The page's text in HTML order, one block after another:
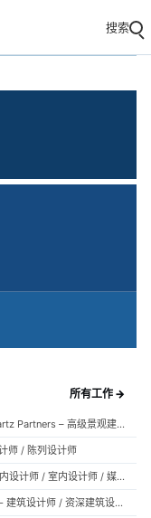
搜索
所有工作 →
（上海） 玛莎施瓦茨及合伙人事务所 Martha Schwartz Partners – 高级景观建筑师 Senior Landscape Designer / 景观建筑师 Landscape Designer
师 / 陈列设计师
（上海）dongqi Design 栋栖设计 - 建筑师 / 资深室内设计师 / 室内设计师 / 媒体及公共关系主管 / 设计实习生（常年招聘）
（深圳）英国Quality Innovation United深圳分公司 - 建筑设计师 / 资深建筑设计师 / 室内设计师 / 设计实习生